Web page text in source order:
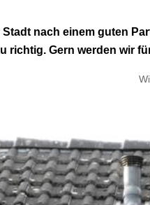
nach einem guten
richtig. Gern werden wir